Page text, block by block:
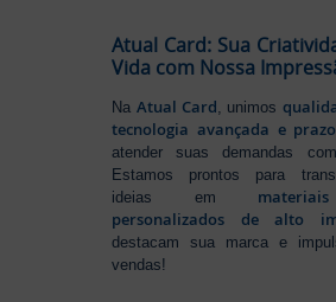
Atual Card: Sua
Vida com Nossa
Na Atual Card , unimos
tecnologia avançada e
atender suas demandas
Estamos prontos para
ideias em
personalizados de alto
destacam sua marca e
vendas!